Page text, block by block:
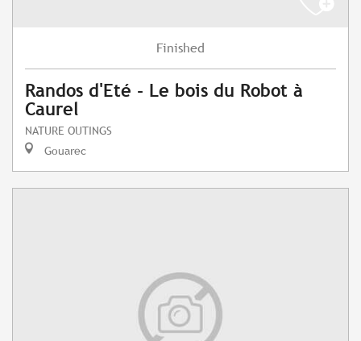
Finished
Randos d'Eté - Le bois du Robot à
Caurel
NATURE OUTINGS
Gouarec